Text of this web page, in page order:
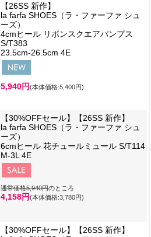
【26SS 新作】
la farfa SHOES（ラ・ファーファ シュ
ーズ）
4cmヒール リボンスクエアパンプス
S/T383
23.5cm-26.5cm 4E
5,940円(本体価格:5,400円)
【30%OFFセール】【26SS 新作】
la farfa SHOES（ラ・ファーファ シュ
ーズ）
6cmヒール 花チュールミュール S/T114
M-3L 4E
通常価格5,940円のところ
4,158円(本体価格:3,780円)
【30%OFFセール】【26SS 新作】